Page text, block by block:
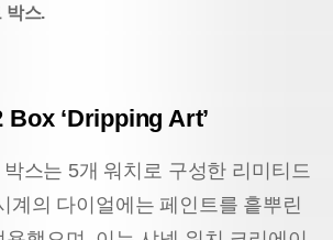
박스.
Box ‘Dripping Art’
스는 5개 워치로 구성한 리미티드
계의 다이얼에는 페인트를 흩뿌린